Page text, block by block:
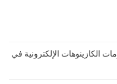
الكازينوهات الإلكترونية في